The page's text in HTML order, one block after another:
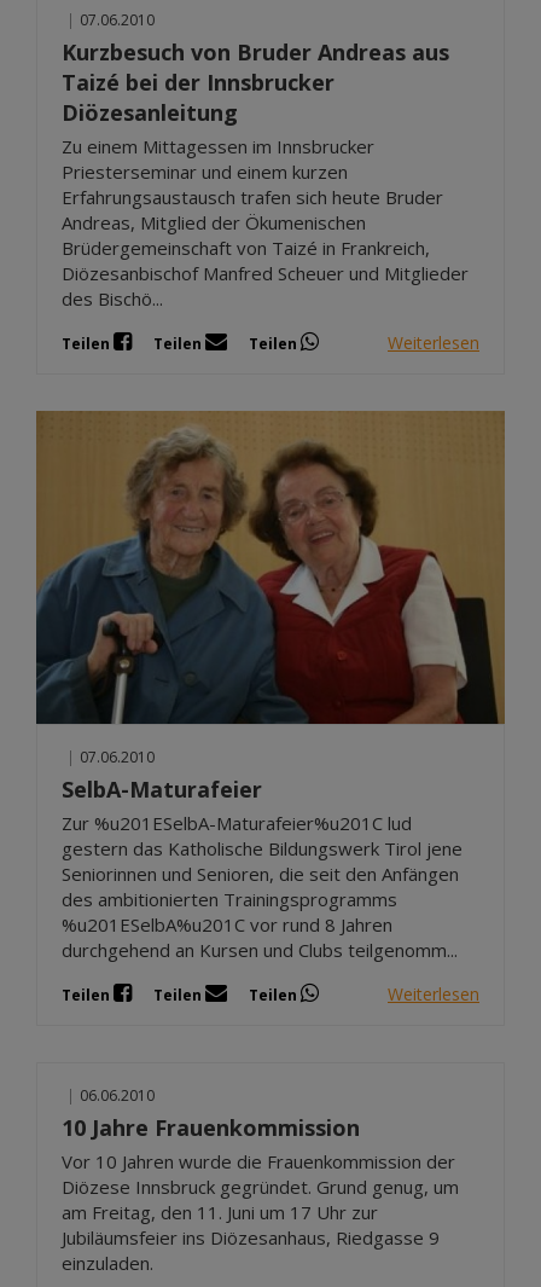
| 07.06.2010
Kurzbesuch von Bruder Andreas aus
Taizé bei der Innsbrucker
Diözesanleitung
Zu einem Mittagessen im Innsbrucker
Priesterseminar und einem kurzen
Erfahrungsaustausch trafen sich heute Bruder
Andreas, Mitglied der Ökumenischen
Brüdergemeinschaft von Taizé in Frankreich,
Diözesanbischof Manfred Scheuer und Mitglieder
des Bischö...
Teilen Teilen Teilen Weiterlesen
| 07.06.2010
SelbA-Maturafeier
Zur %u201ESelbA-Maturafeier%u201C lud
gestern das Katholische Bildungswerk Tirol jene
Seniorinnen und Senioren, die seit den Anfängen
des ambitionierten Trainingsprogramms
%u201ESelbA%u201C vor rund 8 Jahren
durchgehend an Kursen und Clubs teilgenomm...
Teilen Teilen Teilen Weiterlesen
| 06.06.2010
10 Jahre Frauenkommission
Vor 10 Jahren wurde die Frauenkommission der
Diözese Innsbruck gegründet. Grund genug, um
am Freitag, den 11. Juni um 17 Uhr zur
Jubiläumsfeier ins Diözesanhaus, Riedgasse 9
einzuladen.